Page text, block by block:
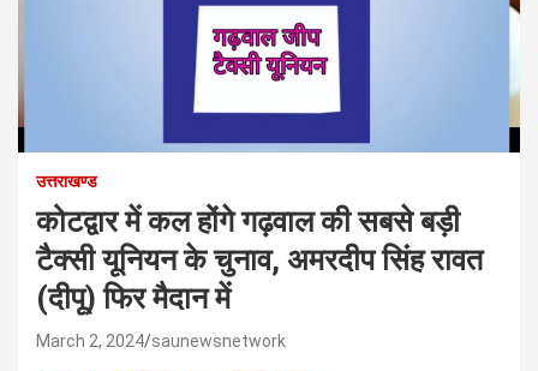
उत्तराखण्ड
कोटद्वार में कल होंगे गढ़वाल की सबसे बड़ी
टैक्सी यूनियन के चुनाव, अमरदीप सिंह रावत
(दीपू) फिर मैदान में
March 2, 2024 saunewsnetwork